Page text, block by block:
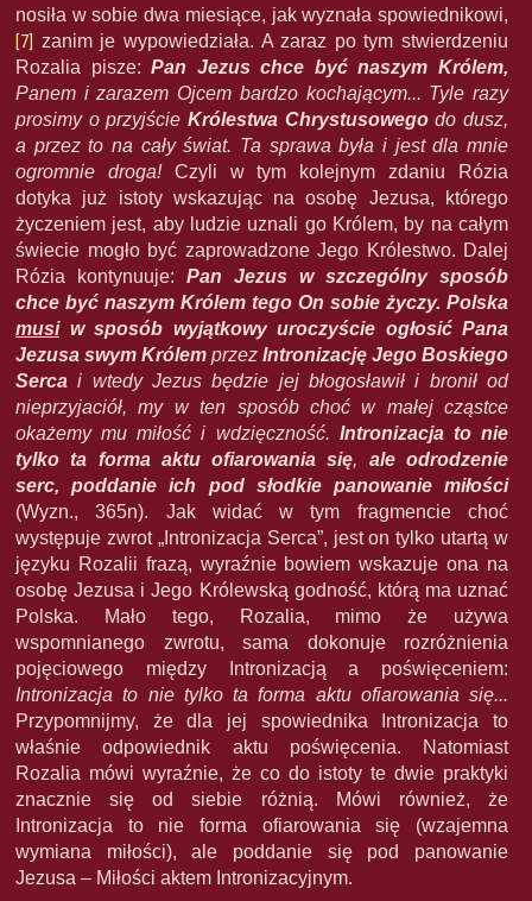
nosiła w sobie dwa miesiące, jak wyznała spowiednikowi,
[7] zanim je wypowiedziała. A zaraz po tym stwierdzeniu
Rozalia pisze:Pan Jezus chce być naszym Królem,
Panem i zarazem Ojcem bardzo kochającym... Tyle razy
prosimy o przyjście Królestwa Chrystusowegodo dusz,
a przez to na cały świat. Ta sprawa była i jest dla mnie
ogromnie droga! Czyli w tym kolejnym zdaniu Rózia
dotyka już istoty wskazując na osobę Jezusa, którego
życzeniem jest, aby ludzie uznali go Królem, by na całym
świecie mogło być zaprowadzone Jego Królestwo. Dalej
Rózia kontynuuje: Pan Jezus w szczególny sposób
chce być naszym Królem tego On sobie życzy. Polska
musiw sposób wyjątkowy uroczyście ogłosić Pana
Jezusa swym Królem przez Intronizację Jego Boskiego
Serca i wtedy Jezus będzie jej błogosławił i bronił od
nieprzyjaciół, my w ten sposób choć w małej cząstce
okażemy mu miłość i wdzięczność. Intronizacja to nie
tylko ta forma aktu ofiarowania się, ale odrodzenie
serc, poddanie ich pod słodkie panowanie miłości
(Wyzn., 365n). Jak widać w tym fragmencie choć
występuje zwrot „Intronizacja Serca”, jest on tylko utartą w
języku Rozalii frazą, wyraźnie bowiem wskazuje ona na
osobę Jezusa i Jego Królewską godność, którą ma uznać
Polska. Mało tego, Rozalia, mimo że używa
wspomnianego zwrotu, sama dokonuje rozróżnienia
pojęciowego między Intronizacją a poświęceniem:
Intronizacja to nie tylko ta forma aktu ofiarowania się...
Przypomnijmy, że dla jej spowiednika Intronizacja to
właśnie odpowiednik aktu poświęcenia. Natomiast
Rozalia mówi wyraźnie, że co do istoty te dwie praktyki
znacznie się od siebie różnią. Mówi również, że
Intronizacja to nie forma ofiarowania się (wzajemna
wymiana miłości), ale poddanie się pod panowanie
Jezusa – Miłości aktem Intronizacyjnym.